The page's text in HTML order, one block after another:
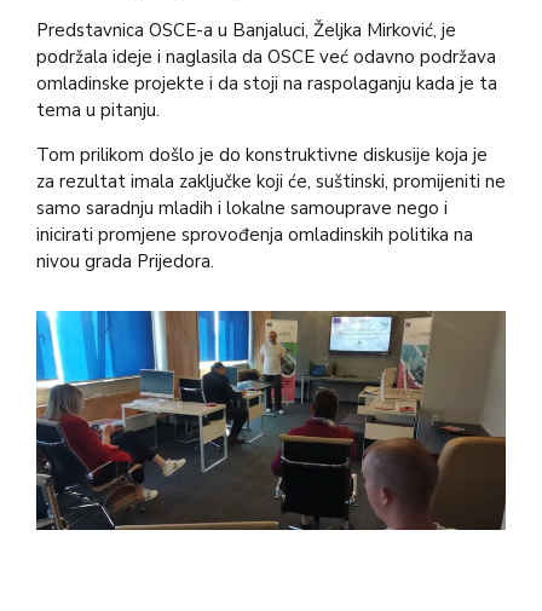
Predstavnica OSCE-a u Banjaluci, Željka Mirković, je
podržala ideje i naglasila da OSCE već odavno podržava
omladinske projekte i da stoji na raspolaganju kada je ta
tema u pitanju.
Tom prilikom došlo je do konstruktivne diskusije koja je
za rezultat imala zaključke koji će, suštinski, promijeniti ne
samo saradnju mladih i lokalne samouprave nego i
inicirati promjene sprovođenja omladinskih politika na
nivou grada Prijedora.